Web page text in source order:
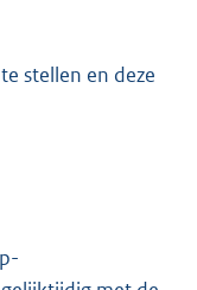
stellen en deze